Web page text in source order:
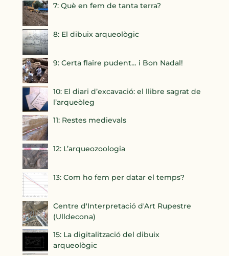
7: Què en fem de tanta terra?
8: El dibuix arqueològic
9: Certa flaire pudent… i Bon Nadal!
10: El diari d’excavació: el llibre sagrat de
l’arqueòleg
11: Restes medievals
12: L’arqueozoologia
13: Com ho fem per datar el temps?
Centre d'Interpretació d'Art Rupestre
(Ulldecona)
15: La digitalització del dibuix
arqueològic